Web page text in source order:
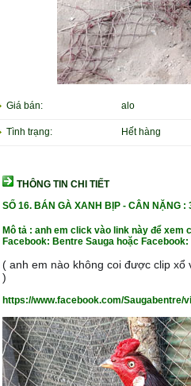
Giá bán: alo
Tình trạng: Hết hàng
THÔNG TIN CHI TIẾT
SỐ 16.BÁN GÀ XANH BỊP - CÂN NẶNG :
Mô tả : anh em click vào link này để
Facebook: Bentre Sauga hoặc Facebook:
( anh em nào không coi được clip xổ
)
https://www.facebook.com/Saugabentre/